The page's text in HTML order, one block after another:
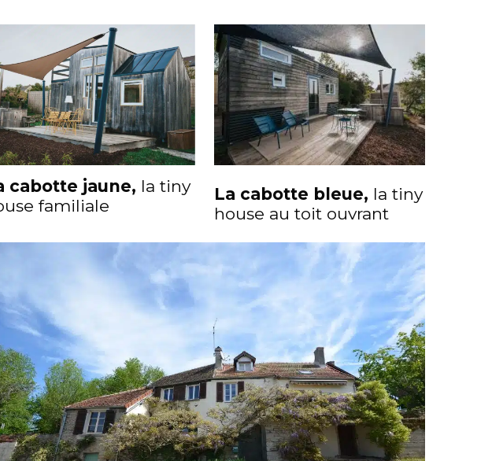
cabotte jaune, la tiny
familiale
La cabotte bleue, la tiny
house au toit ouvrant